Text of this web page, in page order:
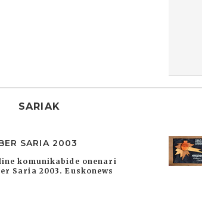
SARIAK
SARIA 2003
komunikabide onenari
Saria 2003. Euskonews